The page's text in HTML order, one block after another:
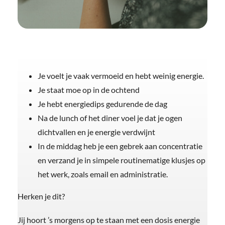
Je voelt je vaak vermoeid en hebt weinig energie.
Je staat moe op in de ochtend
Je hebt energiedips gedurende de dag
Na de lunch of het diner voel je dat je ogen
dichtvallen en je energie verdwijnt
In de middag heb je een gebrek aan concentratie
en verzand je in simpele routinematige klusjes op
het werk, zoals email en administratie.
Herken je dit?
Jij hoort ’s morgens op te staan met een dosis energie